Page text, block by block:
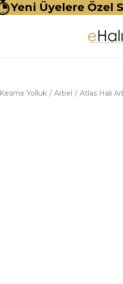
Yeni Üyelere Özel
Kesme Yolluk Arbel Atlas Halı